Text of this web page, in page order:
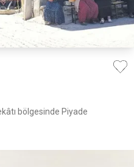
bölgesinde Piyade